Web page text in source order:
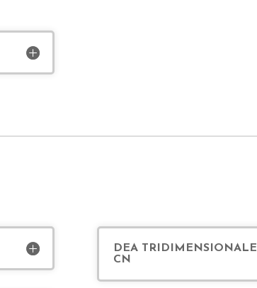
DEA TRIDIMENSIONALE
CN